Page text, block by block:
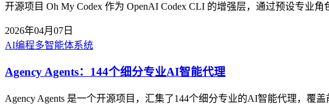
开源项目 Oh My Codex 作为 OpenAI Codex CLI 的增强层，通过预设专业
2026年04月07日
AI编程多智能体系统
Agency Agents：144个细分专业AI智能代理
Agency Agents 是一个开源项目，汇集了144个细分专业的AI智能代理，覆